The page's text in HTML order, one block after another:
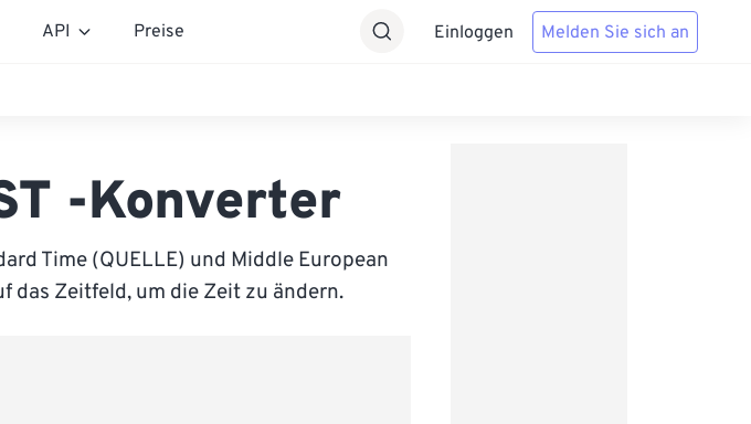
API Preise Einloggen Melden Sie sich an
-Konverter
Time (QUELLE) und Middle European
das Zeitfeld, um die Zeit zu ändern.